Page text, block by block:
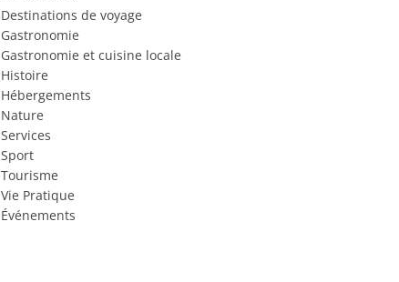
Destinations de voyage
Gastronomie
Gastronomie et cuisine locale
Histoire
Hébergements
Nature
Services
Sport
Tourisme
Vie Pratique
Événements